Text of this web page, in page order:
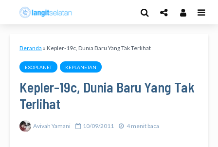
Beranda » Kepler-19c, Dunia Baru Yang Tak Terlihat
EXOPLANET KEPLANETAN
Kepler-19c, Dunia Baru Yang Tak
Terlihat
Avivah Yamani 10/09/2011 4 menit baca